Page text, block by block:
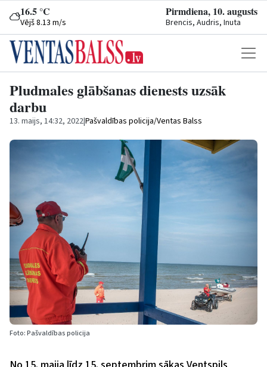
16.5 °C
Vējš 8.13 m/s
Pirmdiena, 10. augusts
Brencis, Audris, Inuta
Pludmales glābšanas dienests uzsāk
darbu
13. maijs, 14:32, 2022|Pašvaldības policija/Ventas Balss
Foto: Pašvaldības policija